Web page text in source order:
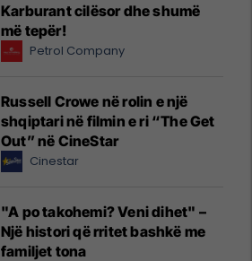
Karburant cilësor dhe shumë
më tepër!
Petrol Company
Russell Crowe në rolin e një
shqiptari në filmin e ri “The Get
Out” në CineStar
Cinestar
"A po takohemi? Veni dihet" –
Një histori që rritet bashkë me
familjet tona